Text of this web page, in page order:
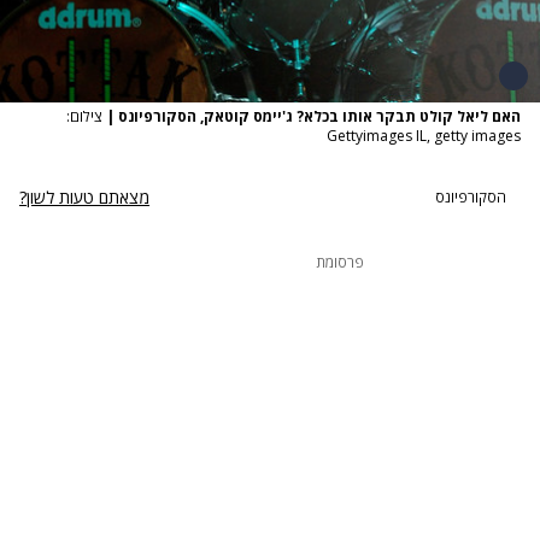
האם ליאל קולט תבקר אותו בכלא? ג'יימס קוטאק, הסקורפיונס | צילום:
Gettyimages IL, getty images
הסקורפיונס מצאתם טעות לשון?
פרסומת